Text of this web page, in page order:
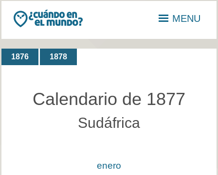
MENU
1876 1878
Calendario de 1877
Sudáfrica
enero